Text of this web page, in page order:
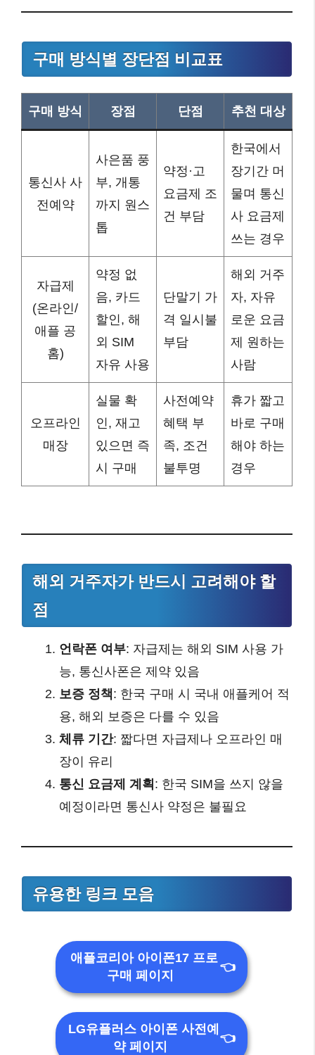
구매 방식별 장단점 비교표
구매 방식 장점 단점 추천 대상
통신사 사
전예약
사은품 풍
부, 개통
까지 원스
톱
약정·고
요금제 조
건 부담
한국에서
장기간 머
물며 통신
사 요금제
쓰는 경우
자급제
(온라인/
애플 공
홈)
약정 없
음, 카드
할인, 해
외 SIM
자유 사용
단말기 가
격 일시불
부담
해외 거주
자, 자유
로운 요금
제 원하는
사람
오프라인
매장
실물 확
인, 재고
있으면 즉
시 구매
사전예약
혜택 부
족, 조건
불투명
휴가 짧고
바로 구매
해야 하는
경우
해외 거주자가 반드시 고려해야 할
점
언락폰 여부: 자급제는 해외 SIM 사용 가
능, 통신사폰은 제약 있음
보증 정책: 한국 구매 시 국내 애플케어 적
용, 해외 보증은 다를 수 있음
체류 기간: 짧다면 자급제나 오프라인 매
장이 유리
통신 요금제 계획 : 한국 SIM을 쓰지 않을
예정이라면 통신사 약정은 불필요
유용한 링크 모음
애플코리아 아이폰17 프로
구매 페이지
👈
LG유플러스 아이폰 사전예
약 페이지
👈